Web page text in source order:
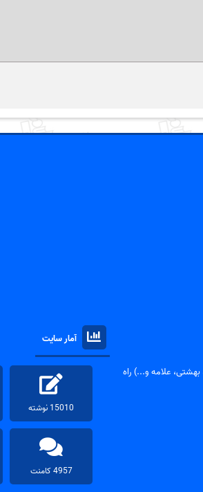
بهشتی، علامه و...) راه
آمار سایت
15010 نوشته
4957 کامنت